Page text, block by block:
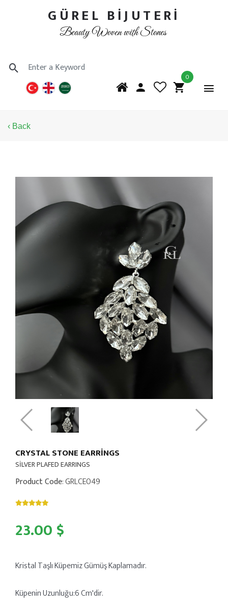
GÜREL BİJUTERİ
Beauty Woven with Stones
0
‹ Back
CRYSTAL STONE EARRINGS
SİLVER PLAFED EARRINGS
Product Code: GRLCE049
23.00 $
Kristal Taşlı Küpemiz Gümüş Kaplamadır.
Küpenin Uzunluğu:6 Cm'dir.